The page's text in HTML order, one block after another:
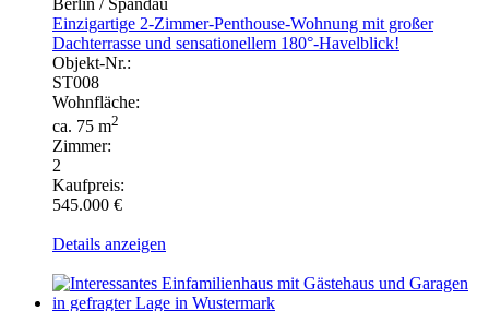
Einzigartige 2-Zimmer-Penthouse-Wohnung mit großer
Dachterrasse und sensationellem 180°-Havelblick!
Objekt-Nr.:
ST008
Wohnfläche:
ca. 75 m2
Zimmer:
2
Kaufpreis:
545.000 €
Details anzeigen